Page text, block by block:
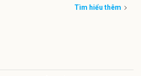
Tìm hiểu thêm